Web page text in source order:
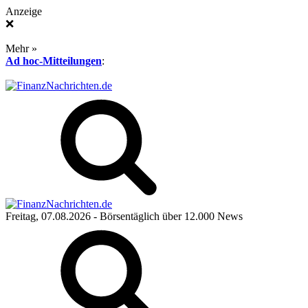
Anzeige
❌
Mehr »
Ad hoc-Mitteilungen:
Freitag, 07.08.2026 - Börsentäglich über 12.000 News